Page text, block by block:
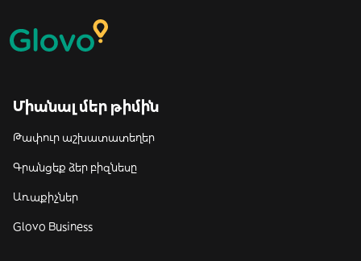
Միանալ մեր թիմին
Թափուր աշխատատեղեր
Գրանցեք ձեր բիզնեսը
Առաքիչներ
Glovo Business